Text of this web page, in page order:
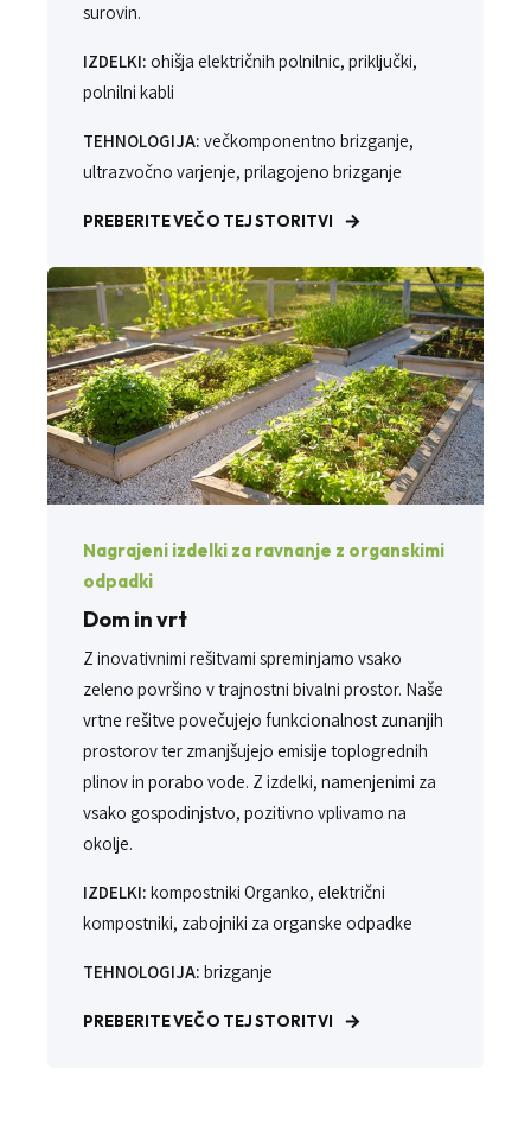
surovin.
IZDELKI: ohišja električnih polnilnic, priključki,
polnilni kabli
TEHNOLOGIJA: večkomponentno brizganje,
ultrazvočno varjenje, prilagojeno brizganje
PREBERITE VEČ O TEJ STORITVI
Nagrajeni izdelki za ravnanje z organskimi
odpadki
Dom in vrt
Z inovativnimi rešitvami spreminjamo vsako
zeleno površino v trajnostni bivalni prostor. Naše
vrtne rešitve povečujejo funkcionalnost zunanjih
prostorov ter zmanjšujejo emisije toplogrednih
plinov in porabo vode. Z izdelki, namenjenimi za
vsako gospodinjstvo, pozitivno vplivamo na
okolje.
IZDELKI: kompostniki Organko, električni
kompostniki, zabojniki za organske odpadke
TEHNOLOGIJA: brizganje
PREBERITE VEČ O TEJ STORITVI